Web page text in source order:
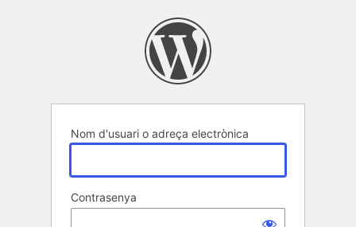
Nom d'usuari o adreça electrònica
Contrasenya